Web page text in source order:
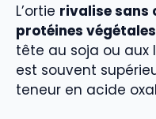
L’ortie rivalise sans
protéines
tête au soja ou aux
est souvent
teneur en acide